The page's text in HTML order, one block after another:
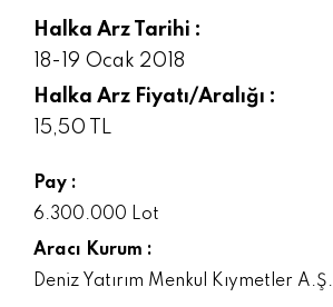
Halka Arz Tarihi :
18-19 Ocak 2018
Halka Arz Fiyatı/Aralığı :
15,50 TL
Pay :
6.300.000 Lot
Aracı Kurum :
Deniz Yatırım Menkul Kıymetler A.Ş.